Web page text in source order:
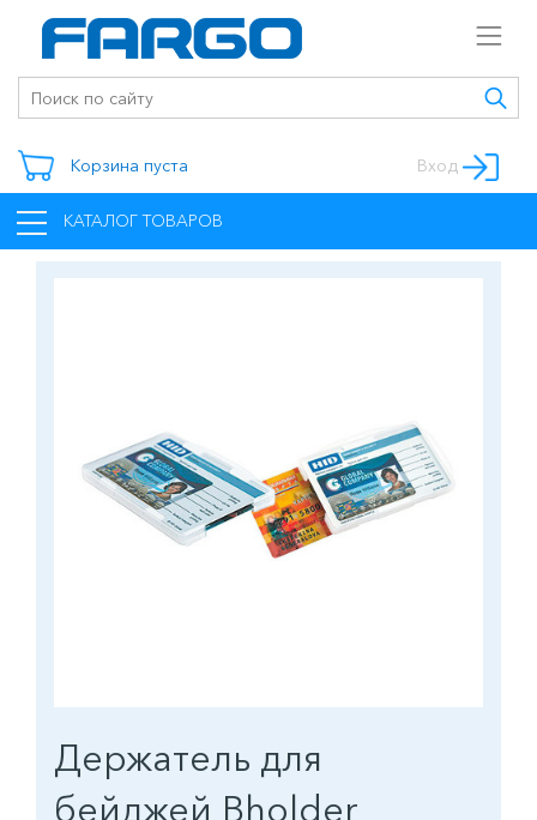
Корзина пуста Вход
КАТАЛОГ ТОВАРОВ
Держатель для
бейджей Bholder